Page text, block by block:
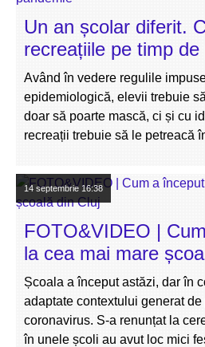
Un an școlar diferit.
recreațiile pe timp
Având în vedere regulile
epidemiologică, elevii trebuie
doar să poarte mască, ci și cu
recreații trebuie să le petreacă
14 septembrie 16:38
FOTO&VIDEO |
la cea mai mare
Școala a început astăzi, dar în
adaptate contextului generat
coronavirus. S-a renunțat la
în unele școli au avut loc mici